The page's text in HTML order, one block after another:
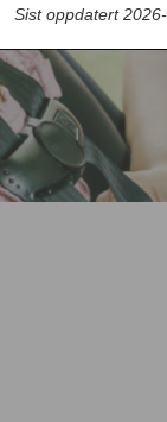
Sist oppdatert